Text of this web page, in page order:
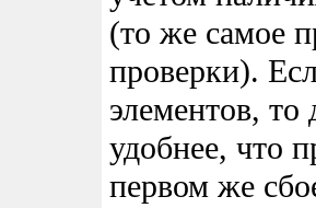
(то же самое
проверки).
элементов, то
удобнее, что
первом же